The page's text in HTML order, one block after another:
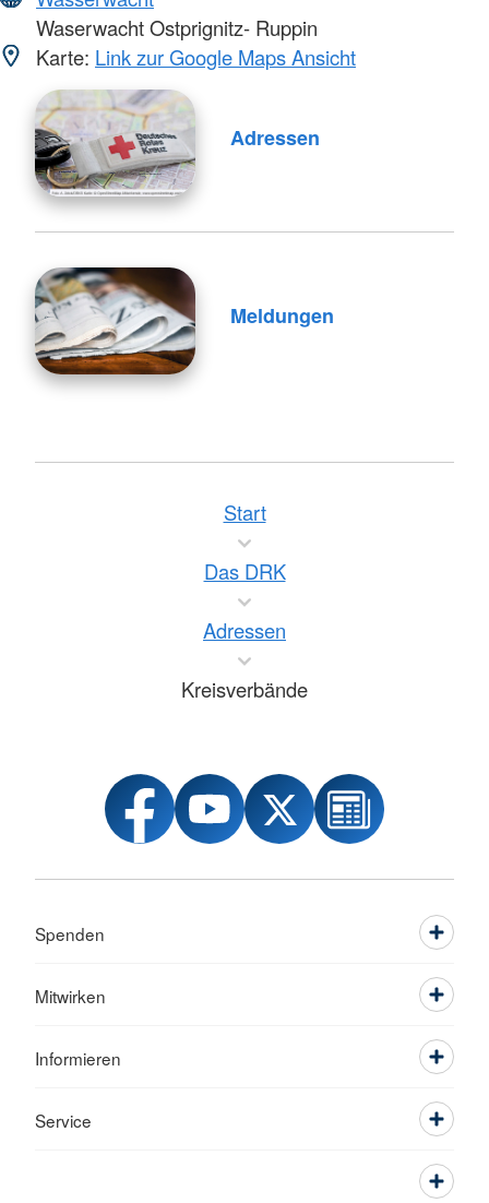
Waserwacht Ostprignitz- Ruppin
Karte: Link zur Google Maps Ansicht
Adressen
Meldungen
Start
Das DRK
Adressen
Kreisverbände
Spenden
Mitwirken
Informieren
Service